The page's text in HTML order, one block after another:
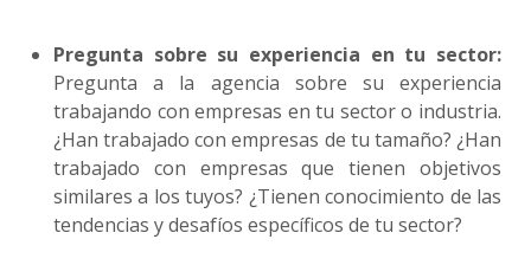
Pregunta sobre su experiencia en tu sector:
Pregunta a la agencia sobre su experiencia
trabajando con empresas en tu sector o industria.
¿Han trabajado con empresas de tu tamaño? ¿Han
trabajado con empresas que tienen objetivos
similares a los tuyos? ¿Tienen conocimiento de las
tendencias y desafíos específicos de tu sector?